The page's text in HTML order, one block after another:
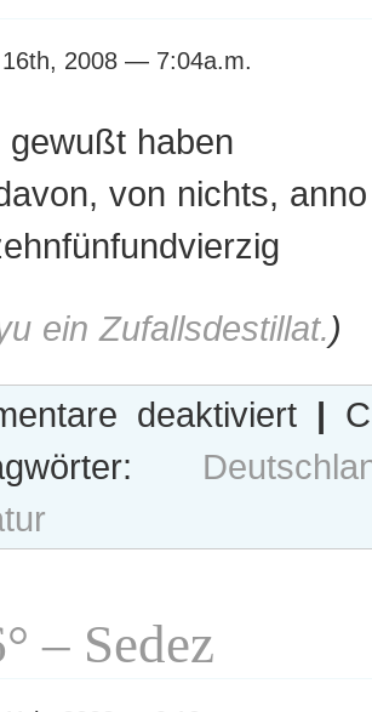
2008 — 7:04a.m.
gewußt haben
von nichts, anno
ein Zufallsdestillat.)
deaktiviert??
|
– Sedez